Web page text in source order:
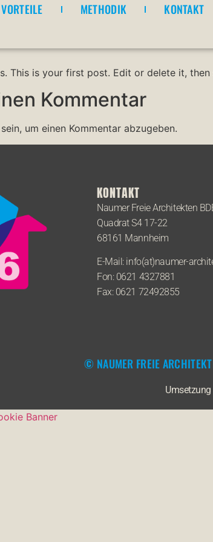
VORTEILE METHODIK KONTAKT
WORLD!
This is your first post. Edit or delete it,
Kommentar
sein, um einen Kommentar abzugeben.
KONTAKT
Naumer Freie Architekten
Quadrat S4 17-22
68161 Mannheim
E-Mail: info(at)naumer-
Fon: 0621 4327881
Fax: 0621 72492855
© NAUMER FREIE
Umsetzung
Banner